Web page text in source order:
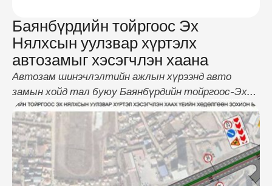
Баянбүрдийн тойргоос Эх
Нялхсын уулзвар хүртэлх
автозамыг хэсэгчлэн хаана
Автозам шинэчлэлтийн ажлын хүрээнд авто
замын хойд тал буюу Баянбүрдийн тойргоос-Эх
Нялхсын зүүн урд уулзвар хүртэлх 0.6 км авто
замын тээврийн хэрэгслийн хөдөлгөөнийг 2020 оны
дөрөвдүгээр 29-нөөс тавдугаар 11-ны хооронд
хязгаарлаж, шугам сүлжээний сэтгэлгээ, хуучин
хучилтыг дахин боловсруулах, хоёр үе асфальт
бетон хучилт, хэвтээ тэмдэглэгээний ажлуудыг